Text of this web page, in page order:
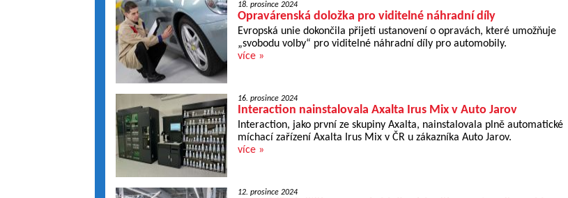
18. prosince 2024
Opravárenská doložka pro viditelné náhradní díly
Evropská unie dokončila přijetí ustanovení o opravách, které umožňuje
„svobodu volby“ pro viditelné náhradní díly pro automobily.
více »
16. prosince 2024
Interaction nainstalovala Axalta Irus Mix v Auto Jarov
Interaction, jako první ze skupiny Axalta, nainstalovala plně automatické
míchací zařízení Axalta Irus Mix v ČR u zákazníka Auto Jarov.
více »
12. prosince 2024